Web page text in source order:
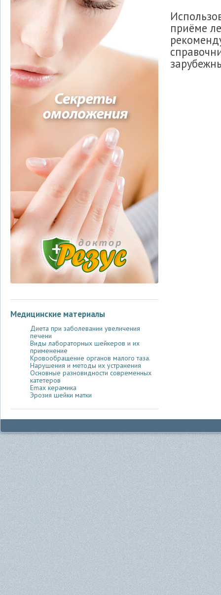
Медицинские материалы
Диета при заболевании увеличения
печени
Виды лабораторных шейкеров и их
применение
Кровообращение органов малого таза.
Нарушения и методы их устранения
Основные разновидности современных
катетеров
Emax керамика
Эрозия шейки матки
приёме